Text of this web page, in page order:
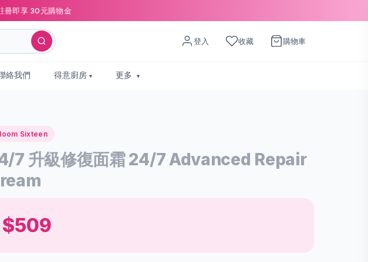
冊即享 30元購物金
登入 收藏 購物車
絡我們 得意廚房 更多
Sixteen
7 升級修復面霜 24/7 Advanced Repair
$509